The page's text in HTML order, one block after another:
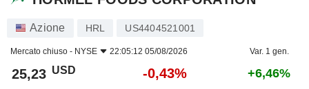
Azione HRL US4404521001
Mercato chiuso - NYSE 22:05:12 05/08/2026 Var. 1 gen.
25,23 USD -0,43% +6,46%